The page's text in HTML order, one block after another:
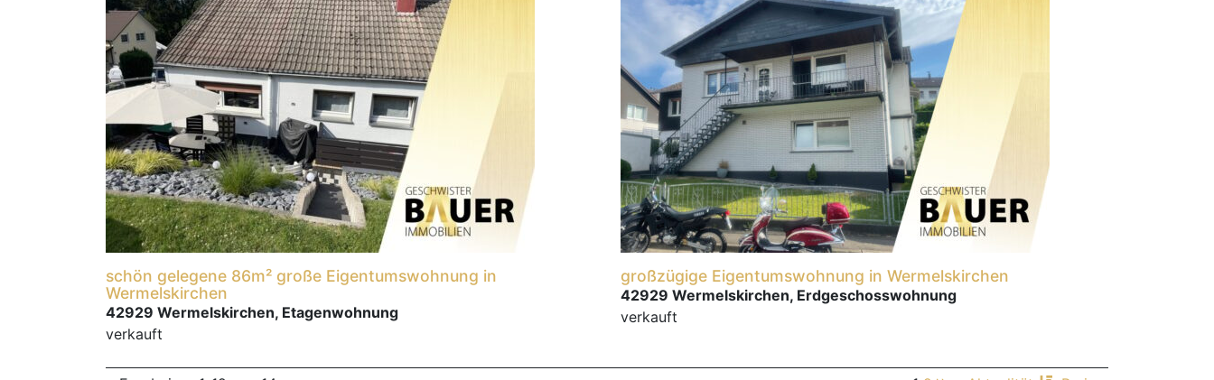
schön gelegene 86m² große Eigentumswohnung in
Wermelskirchen
42929 Wermelskirchen, Etagenwohnung
verkauft
großzügige Eigentumswohnung in Wermelskirchen
42929 Wermelskirchen, Erdgeschosswohnung
verkauft